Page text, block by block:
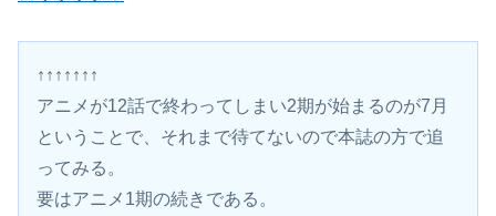
↑↑↑↑↑↑↑
アニメが12話で終わってしまい2期が始まるのが7月
ということで、それまで待てないので本誌の方で追
ってみる。
要はアニメ1期の続きである。